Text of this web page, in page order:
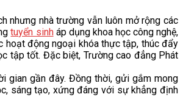
nhưng nhà trường vẫn luôn mở rộng các
tuyển sinháp dụng khoa học công nghệ,
hoạt động ngoại khóa thực tập, thúc đẩy
tập tốt. Đặc biệt, Trường cao đẳng Phát
gian gần đây. Đồng thời, gửi gắm mong
sáng tạo, xứng đáng với sự khẳng định